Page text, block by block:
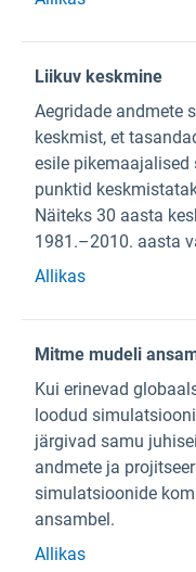
Liikuv keskmine
Aegridade andmete
keskmist, et
esile pikemaajalised
punktid
Näiteks 30 aasta
1981.–2010. aasta
Allikas
Mitme mudeli
Kui erinevad
loodud
järgivad samu
andmete ja
simulatsioonide
ansambel.
Allikas